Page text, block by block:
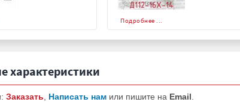
Подробнее ...
характеристики
Заказать Написать нам или пишите на Email